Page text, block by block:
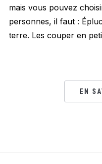
mais vous pouvez
personnes, il faut :
terre. Les couper en
EN